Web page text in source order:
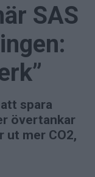
SAS
spara
övertankar
ut mer CO2,